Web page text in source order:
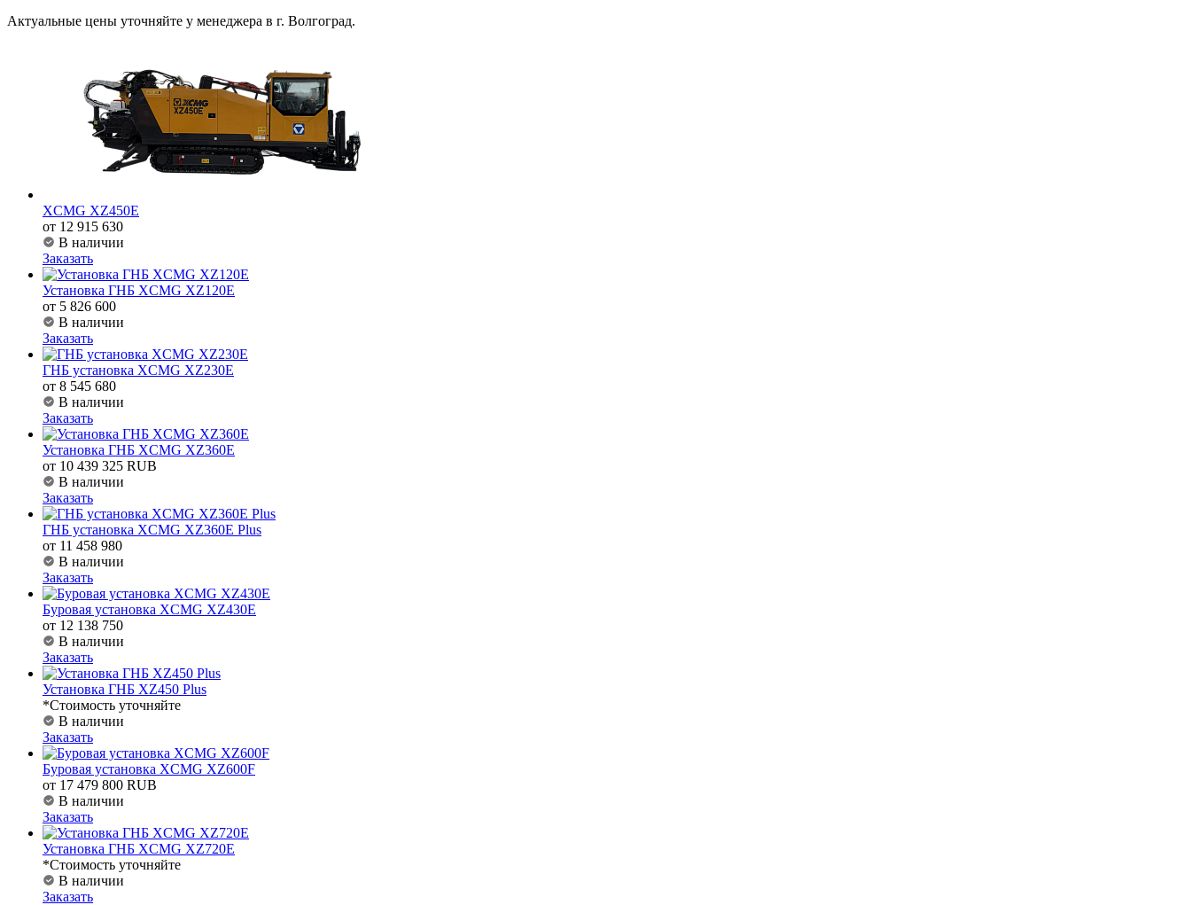
Актуальные цены уточняйте у менеджера в г. Волгоград.
XCMG XZ450E
от 12 915 630
В наличии
Заказать
Установка ГНБ XCMG XZ120E
от 5 826 600
В наличии
Заказать
ГНБ установка XCMG XZ230E
от 8 545 680
В наличии
Заказать
Установка ГНБ XCMG XZ360E
от 10 439 325 RUB
В наличии
Заказать
ГНБ установка XCMG XZ360E Plus
от 11 458 980
В наличии
Заказать
Буровая установка XCMG XZ430E
от 12 138 750
В наличии
Заказать
Установка ГНБ XZ450 Plus
*Стоимость уточняйте
В наличии
Заказать
Буровая установка XCMG XZ600F
от 17 479 800 RUB
В наличии
Заказать
Установка ГНБ XCMG XZ720E
*Стоимость уточняйте
В наличии
Заказать